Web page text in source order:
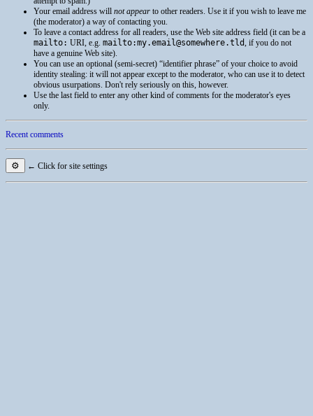
Your email address will not appear to other readers. Use it if you wish to leave me
(the moderator) a way of contacting you.
To leave a contact address for all readers, use the Web site address field (it can be a
mailto: URI, e.g. mailto:my.email@somewhere.tld, if you do not
have a genuine Web site).
You can use an optional (semi-secret) “identifier phrase” of your choice to avoid
identity stealing: it will not appear except to the moderator, who can use it to detect
obvious usurpations. Don't rely seriously on this, however.
Use the last field to enter any other kind of comments for the moderator's eyes
only.
Recent comments
⚙ ← Click for site settings